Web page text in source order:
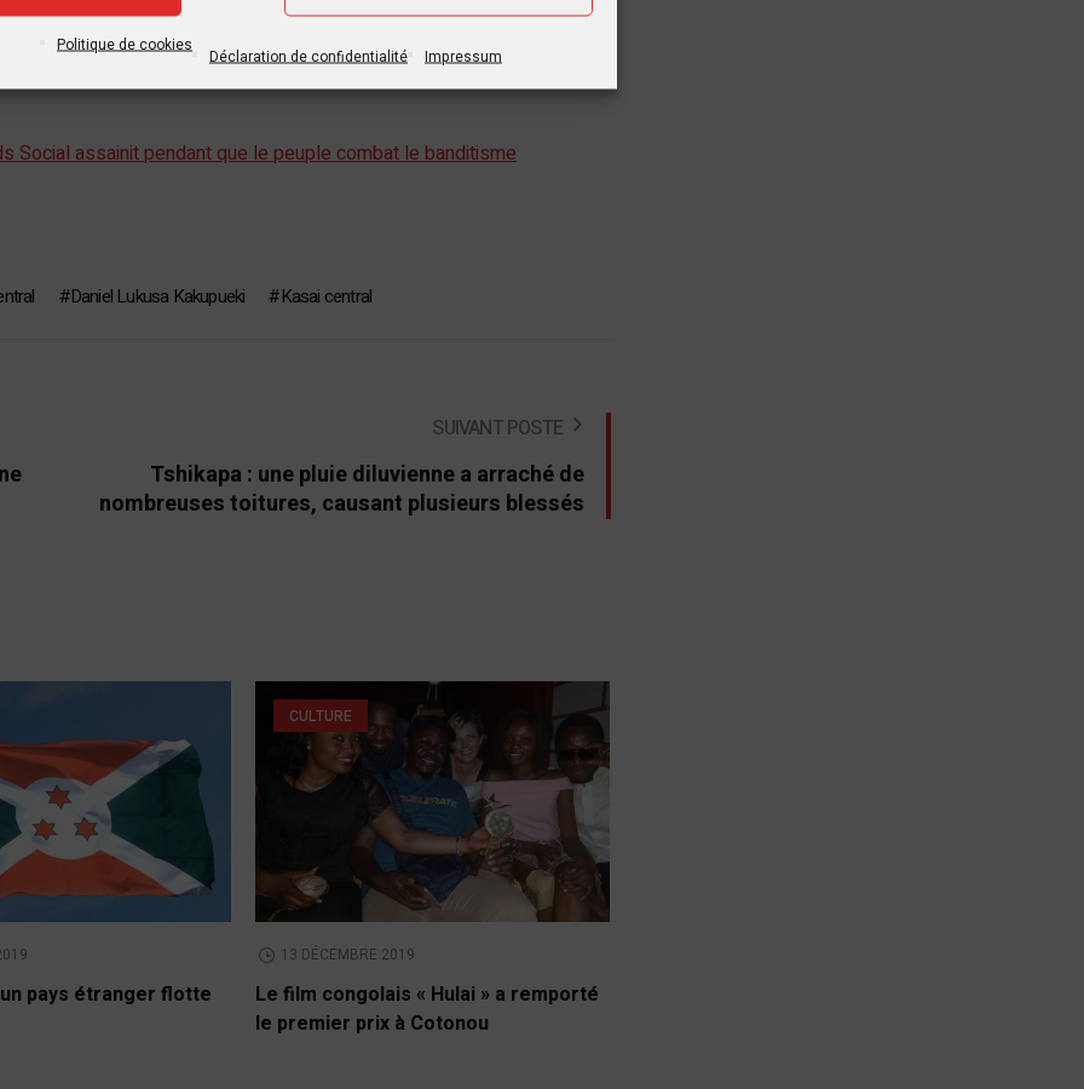
Politique de cookies
Déclaration de confidentialité Impressum
Social assainit pendant que le peuple combat le banditisme
Daniel Lukusa Kakupueki Kasai central
SUIVANT POSTE
Tshikapa : une pluie diluvienne a arraché de
nombreuses toitures, causant plusieurs blessés
pays étranger flotte
CULTURE
13 DÉCEMBRE 2019
Le film congolais « Hulai » a remporté
le premier prix à Cotonou